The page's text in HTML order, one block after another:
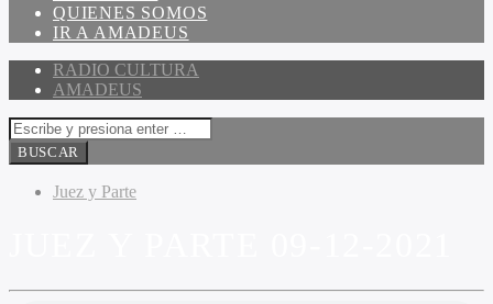
QUIENES SOMOS
IR A AMADEUS
RADIO CULTURA
AMADEUS
Juez y Parte